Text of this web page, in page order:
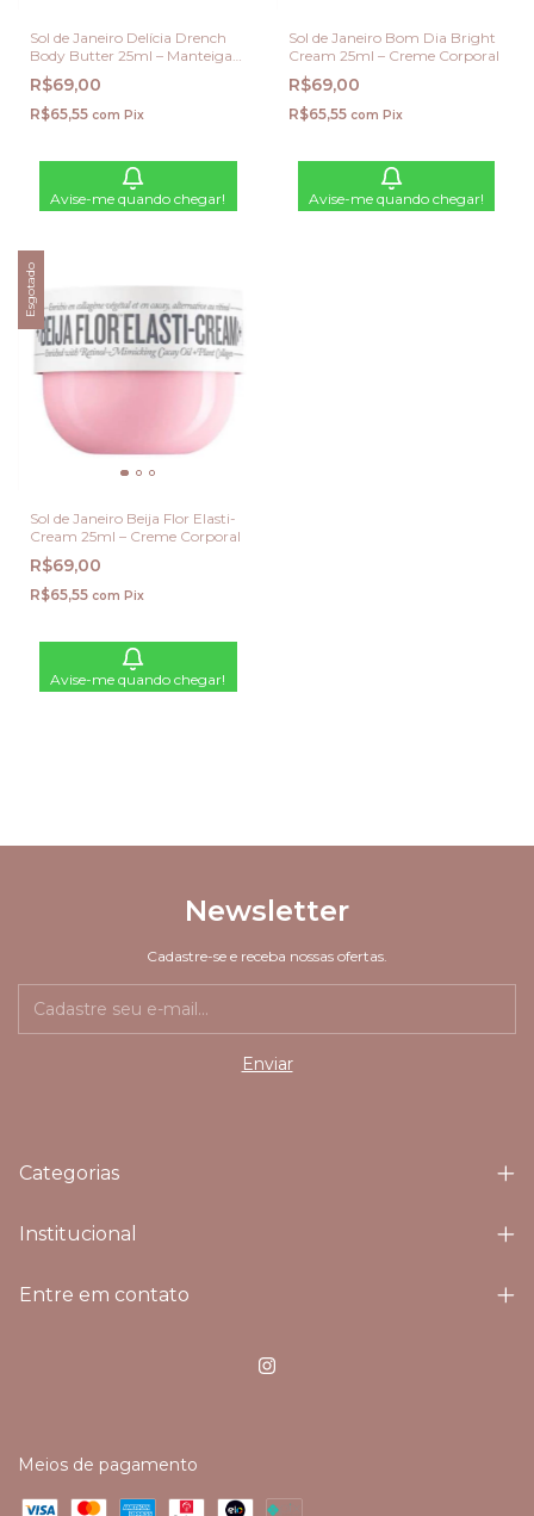
Sol de Janeiro Delícia Drench
Body Butter 25ml – Manteiga
Corporal super hidratante
R$69,00
R$65,55 com Pix
Avise-me quando chegar!
Sol de Janeiro Bom Dia Bright
Cream 25ml – Creme Corporal
R$69,00
R$65,55 com Pix
Avise-me quando chegar!
Esgotado
Sol de Janeiro Beija Flor Elasti-
Cream 25ml – Creme Corporal
R$69,00
R$65,55 com Pix
Avise-me quando chegar!
Newsletter
Cadastre-se e receba nossas ofertas.
Categorias
Institucional
Entre em contato
Meios de pagamento